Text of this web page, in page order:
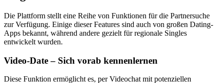
Die Plattform stellt eine Reihe von Funktionen für die Partnersuche
zur Verfügung. Einige dieser Features sind auch von großen Dating-
Apps bekannt, während andere gezielt für regionale Singles
entwickelt wurden.
Video-Date – Sich vorab kennenlernen
Diese Funktion ermöglicht es, per Videochat mit potenziellen